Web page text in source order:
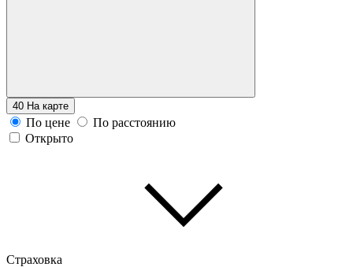
40 На карте
По цене
По расстоянию
Открыто
Страховка